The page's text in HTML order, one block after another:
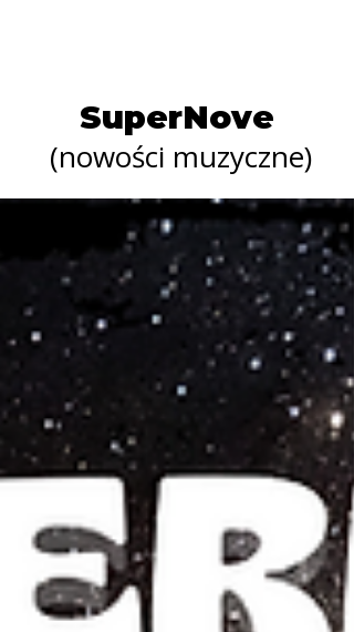
SuperNove
(nowości muzyczne)